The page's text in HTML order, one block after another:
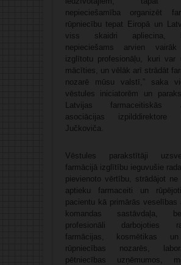
nepieciešamība organizēt
rūpniecību tepat Eiropā un
viss skaidri
nepieciešams arvien
izglītotu profesionāļu, kuri var
mācīties, un vēlāk arī strādāt
nozarē mūsu valstī,” saka
vēstules iniciatorēm un
Latvijas farmaceitiskās
asociācijas izpilddirektore
Jučkoviča.
Vēstules parakstītāji
farmācijā izglītību ieguvušie
pievienoto vērtību, strādājot
aptieku farmaceiti un
pacientu kā primārās veselības
komandas sastāvdaļa,
profesionāli darbojoties
farmācijas, kosmētikas
rūpniecības nozarēs,
pētniecības uzņēmumos,